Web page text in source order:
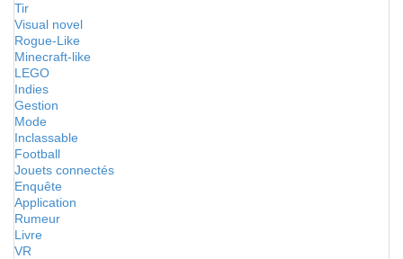
Tir
Visual novel
Rogue-Like
Minecraft-like
LEGO
Indies
Gestion
Mode
Inclassable
Football
Jouets connectés
Enquête
Application
Rumeur
Livre
VR